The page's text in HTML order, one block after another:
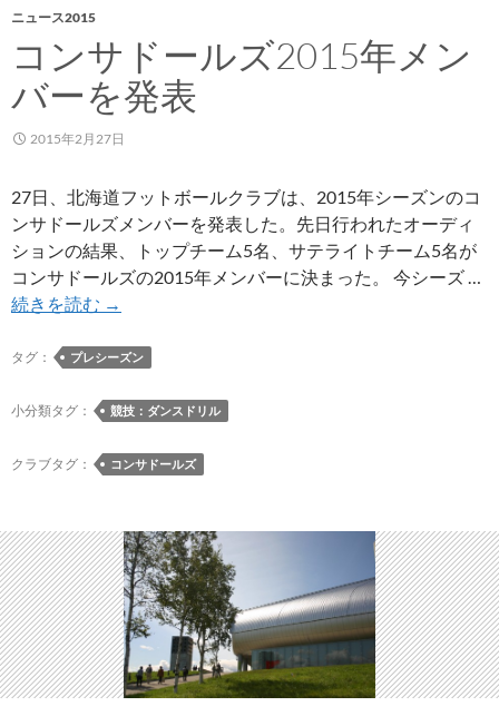
ー
タ
ー
バ
グ」
の
販
売
開
始
に
ニュース2015
コンサドールズ2015年メン
バーを発表
2015年2月27日
27日、北海道フットボールクラブは、2015年シーズンのコ
ンサドールズメンバーを発表した。先日行われたオーディ
ションの結果、トップチーム5名、サテライトチーム5名が
コンサドールズの2015年メンバーに決まった。 今シーズ …
続きを読む コ
サ
ー
ズ
メ
ン
バ
ー
を
発
表
→
タグ： プレシーズン
小分類タグ： 競技：ダンスドリル
クラブタグ： コンサドールズ